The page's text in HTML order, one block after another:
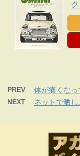
PREV 体が痛くなっ
NEXT ネットで晒